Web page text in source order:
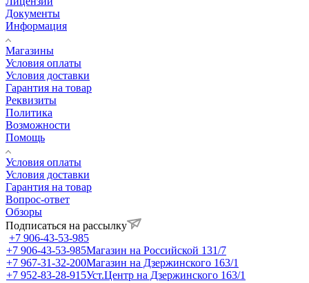
Документы
Информация
Магазины
Условия оплаты
Условия доставки
Гарантия на товар
Реквизиты
Политика
Возможности
Помощь
Условия оплаты
Условия доставки
Гарантия на товар
Вопрос-ответ
Обзоры
Подписаться на рассылку
+7 906-43-53-985
+7 906-43-53-985Магазин на Российской 131/7
+7 967-31-32-200Магазин на Дзержинского 163/1
+7 952-83-28-915Уст.Центр на Дзержинского 163/1